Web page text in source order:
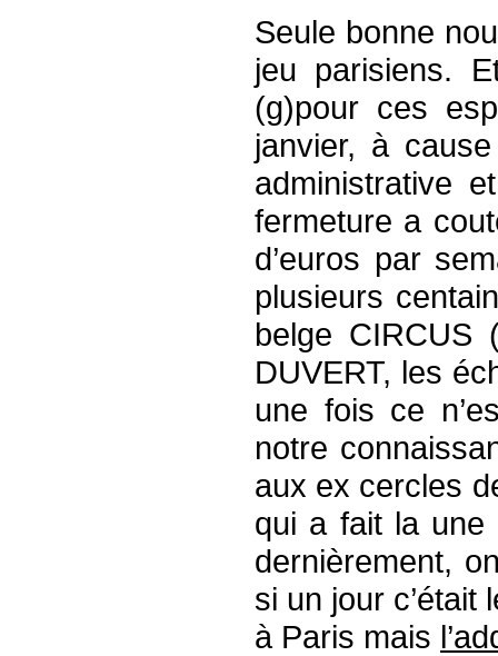
Seule bonne
jeu parisiens.
(g)pour ces
janvier, à
administrative
fermeture a
d’euros par
plusieurs
belge CIRCUS
DUVERT, les
une fois ce
notre
aux ex cercles
qui a fait la une
dernièrement,
si un jour
à Paris mais